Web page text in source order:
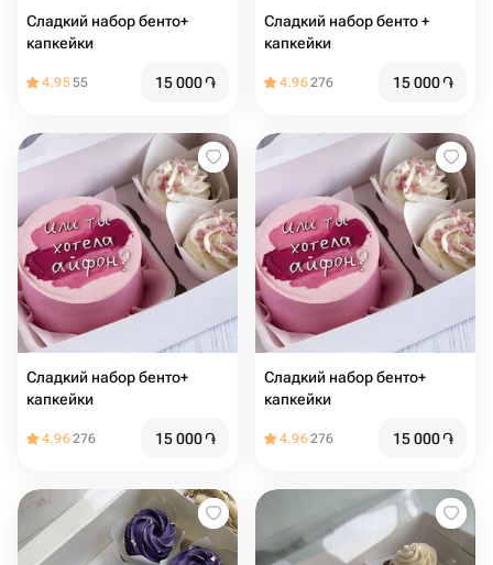
Сладкий набор бенто+
капкейки
4.9555 15 000֏
Сладкий набор бенто +
капкейки
4.96276 15 000֏
Сладкий набор бенто+
капкейки
4.96276 15 000֏
Сладкий набор бенто+
капкейки
4.96276 15 000֏